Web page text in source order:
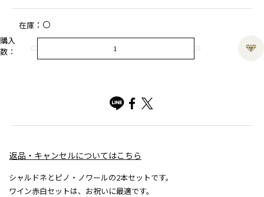
在庫
〇
購入
数：
返品・キャンセルについてはこちら
シャルドネとピノ・ノワールの2本セットです。
ワイン赤白セットは、お祝いに最適です。